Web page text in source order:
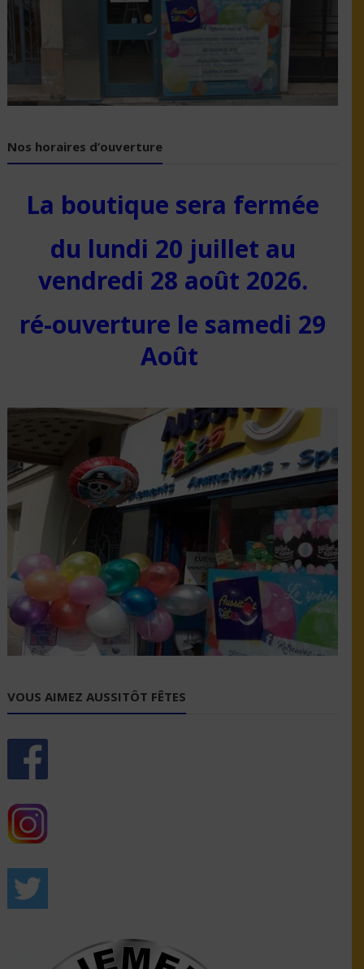
Nos horaires d’ouverture
La boutique sera fermée
du lundi 20 juillet au
vendredi 28 août 2026.
ré-ouverture le samedi 29
Août
VOUS AIMEZ AUSSITÔT FÊTES